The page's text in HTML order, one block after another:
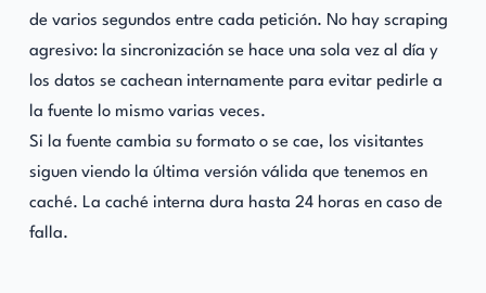
de varios segundos entre cada petición. No hay scraping
agresivo: la sincronización se hace una sola vez al día y
los datos se cachean internamente para evitar pedirle a
la fuente lo mismo varias veces.
Si la fuente cambia su formato o se cae, los visitantes
siguen viendo la última versión válida que tenemos en
caché. La caché interna dura hasta 24 horas en caso de
falla.